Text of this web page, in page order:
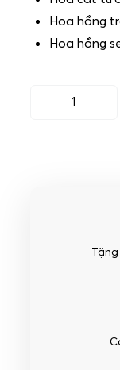
Hoa hồng
Hoa hồng
Bó
anh